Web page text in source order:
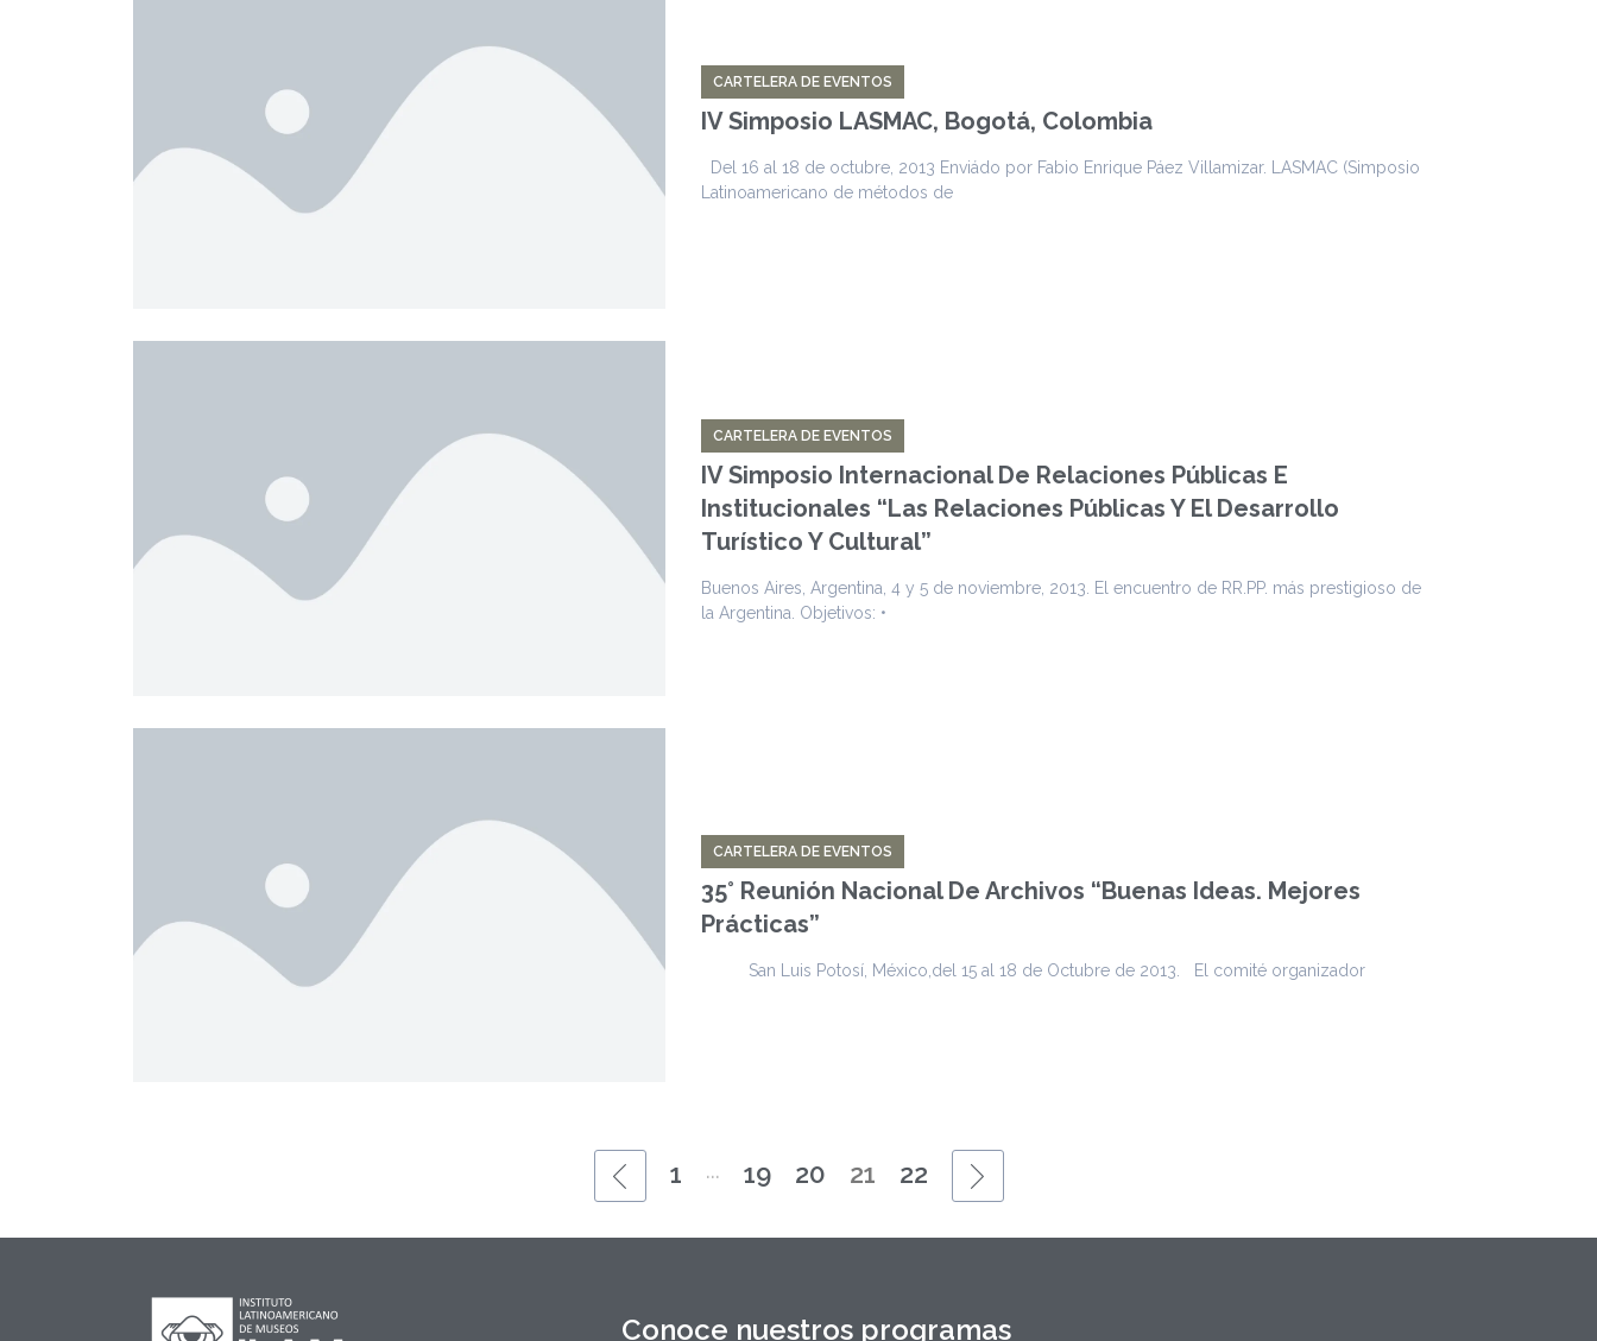
CARTELERA DE EVENTOS
IV Simposio LASMAC, Bogotá, Colombia
Del 16 al 18 de octubre, 2013 Enviádo por Fabio Enrique Páez Villamizar. LASMAC (Simposio
Latinoamericano de métodos de
CARTELERA DE EVENTOS
IV Simposio Internacional De Relaciones Públicas E
Institucionales “Las Relaciones Públicas Y El Desarrollo
Turístico Y Cultural”
Buenos Aires, Argentina, 4 y 5 de noviembre, 2013. El encuentro de RR.PP. más prestigioso de
la Argentina. Objetivos: •
CARTELERA DE EVENTOS
35° Reunión Nacional De Archivos “Buenas Ideas. Mejores
Prácticas”
San Luis Potosí, México,del 15 al 18 de Octubre de 2013. El comité organizador
1 ... 19 20 21 22
Conoce nuestros programas